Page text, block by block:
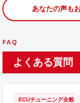
あなたの声も
FAQ
よくある質問
ECUチューニング全般